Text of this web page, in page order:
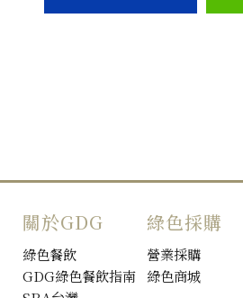
關於GDG
綠色餐飲
GDG綠色餐飲指南
綠色採購
營業採購
綠色商城